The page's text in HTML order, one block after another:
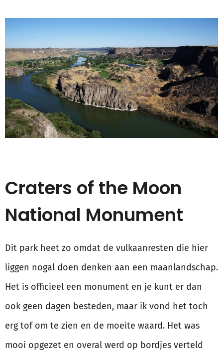
Craters of the Moon
National Monument
Dit park heet zo omdat de vulkaanresten die hier
liggen nogal doen denken aan een maanlandschap.
Het is officieel een monument en je kunt er dan
ook geen dagen besteden, maar ik vond het toch
erg tof om te zien en de moeite waard. Het was
mooi opgezet en overal werd op bordjes verteld